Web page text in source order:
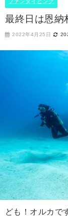
最終日は恩納
2022年4月25日
ども！オルカで